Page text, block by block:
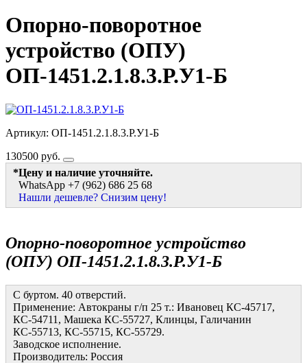
Опорно-поворотное
устройство (ОПУ)
ОП-1451.2.1.8.3.Р.У1-Б
Артикул: ОП-1451.2.1.8.3.Р.У1-Б
130500 руб.
*Цену и наличие уточняйте.
WhatsApp +7 (962) 686 25 68
Нашли дешевле? Снизим цену!
Опорно-поворотное устройство
(ОПУ) ОП-1451.2.1.8.3.Р.У1-Б
С буртом. 40 отверстий.
Применение: Автокраны г/п 25 т.: Ивановец КС-45717,
КС-54711, Машека КС-55727, Клинцы, Галичанин
КС-55713, КС-55715, КС-55729.
Заводское исполнение.
Производитель: Россия